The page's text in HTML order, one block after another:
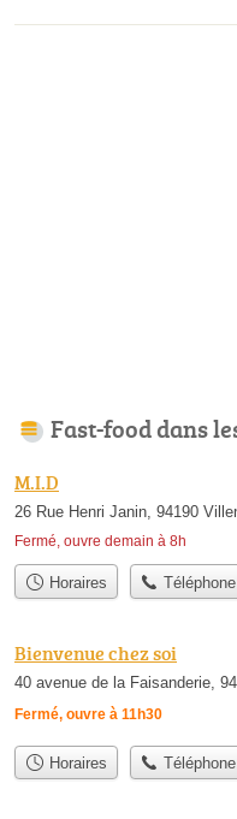
Fast-food dans
M.I.D
26 Rue Henri Janin, 94190
Fermé, ouvre demain à 8h
Horaires Téléphone
Bienvenue chez soi
40 avenue de la Faisanderie,
Fermé, ouvre à 11h30
Horaires Téléphone